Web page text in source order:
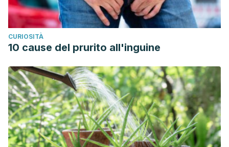
CURIOSITÀ
10 cause del prurito all'inguine